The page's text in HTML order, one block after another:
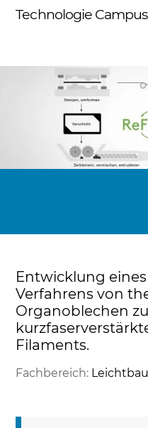
SkipTechnologie
Entwicklung
Verfahrens von
Organoblechen
Filaments.
Fachbereich: Leichtbau